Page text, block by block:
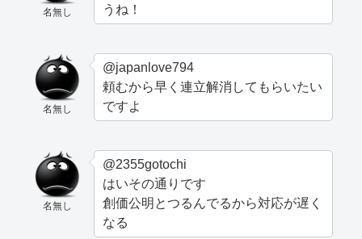
名無し
うね！
名無し
@japanlove794
頼むから早く連立解消してもらいたい
ですよ
名無し
@2355gotochi
はいその通りです
創価公明とつるんでるから対応が遅く
なる